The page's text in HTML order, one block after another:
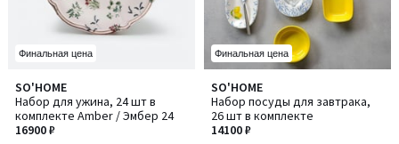
Финальная цена
SO'HOME
Набор для ужина, 24 шт в
комплекте Amber / Эмбер 24
16900 ₽
Финальная цена
SO'HOME
Набор посуды для завтрака,
26 шт в комплекте
14100 ₽